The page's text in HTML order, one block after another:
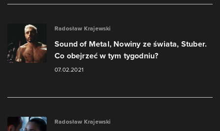
Radosław Krajewski
Sound of Metal, Nowiny ze świata, Stuber.
Co obejrzeć w tym tygodniu?
07.02.2021
Radosław Krajewski